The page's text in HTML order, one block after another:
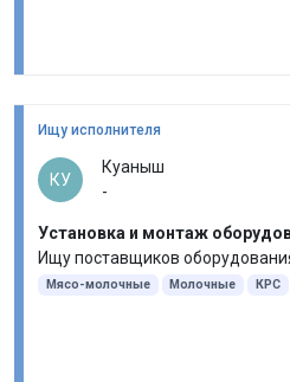
Ищу исполнителя
КУ
Куаныш
-
Установка и монтаж
Ищу поставщиков
Мясо-молочные Молочные КРС